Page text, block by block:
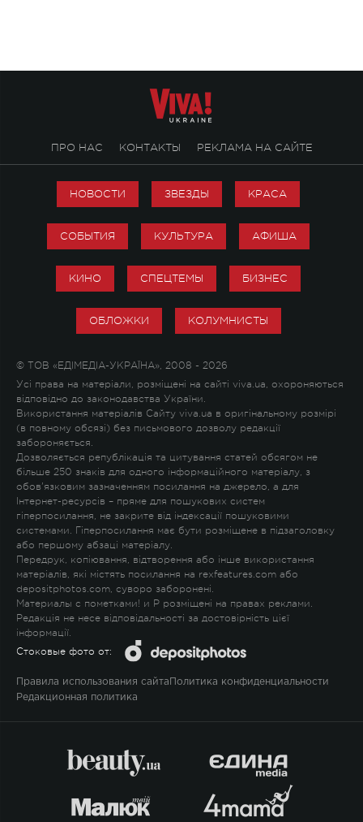
ПРО НАС КОНТАКТЫ РЕКЛАМА НА САЙТЕ
НОВОСТИ ЗВЕЗДЫ КРАСА
СОБЫТИЯ КУЛЬТУРА АФИША
КИНО СПЕЦТЕМЫ БИЗНЕС
ОБЛОЖКИ КОЛУМНИСТЫ
© ТОВ «ЕДІМЕДІА-УКРАЇНА», 2008 - 2026
Усі права на матеріали, розміщені на сайті viva.ua, охороняються
відповідно до законодавства України.
Використання матеріалів Сайту viva.ua в оригінальному розмірі
(в повному обсязі) без письмового дозволу редакції
забороняється.
Дозволяється републікація та цитування статей обсягом не
більше 250 знаків для одного інформаційного матеріалу, з
обов'язковим зазначенням посилання на джерело, а для
Інтернет-ресурсів – пряме для пошукових систем
гіперпосилання, не закрите від індексації пошуковими
системами. Гіперпосилання має бути розміщене в підзаголовку
або першому абзаці матеріалу.
Передрук, копіювання, відтворення або інше використання
матеріалів, які містять посилання на rexfeatures.com або
depositphotos.com, суворо заборонені.
Материалы с пометками! и P розміщені на правах реклами.
Редакція не несе відповідальності за достовірність цієї
інформації.
Стоковые фото от:
Правила использования сайта Политика конфиденциальности
Редакционная политика